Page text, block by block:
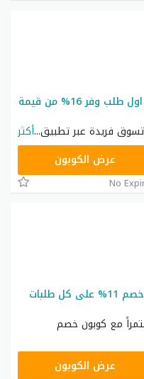
كود خصم سنتر بوينت الكويت على اول طلب وفر 16% من قيمة
تسوق فريدة عبر تطبيق...أكثر
عرض الكوبون
No
كوبون خصم Centrepoint الكويت خصم 11% على كل طلبات
مع كوبون خصم
ASMARعرض الكوبون